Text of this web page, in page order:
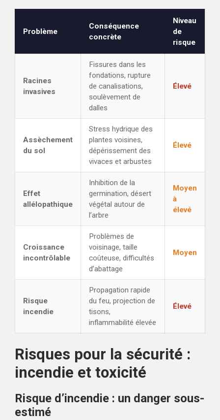
Problème
Conséquence
concrète
Niveau
de
risque
Racines
invasives
Fissures dans les
fondations, rupture
de canalisations,
soulèvement de
dalles
Élevé
Assèchement
du sol
Stress hydrique des
plantes voisines,
dépérissement des
vivaces et arbustes
Élevé
Effet
allélopathique
Inhibition de la
germination, désert
végétal autour de
l’arbre
Moyen
à
élevé
Croissance
incontrôlable
Problèmes de
voisinage, taille
coûteuse, difficultés
d’abattage
Moyen
Risque
incendie
Propagation rapide
du feu, projection de
tisons,
inflammabilité élevée
Élevé
Risques pour la sécurité :
incendie et toxicité
Risque d’incendie : un danger sous-
estimé